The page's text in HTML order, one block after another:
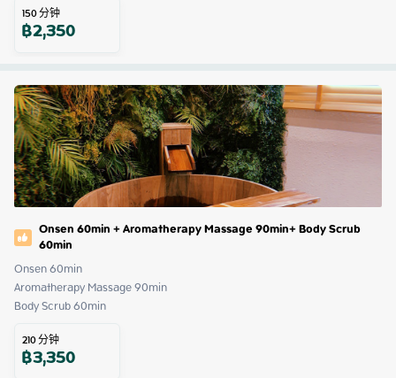
150分钟
฿2,350
Onsen 60min + Aromatherapy Massage 90min+ Body Scrub
60min
Onsen 60min
Aromatherapy Massage 90min
Body Scrub 60min
210分钟
฿3,350